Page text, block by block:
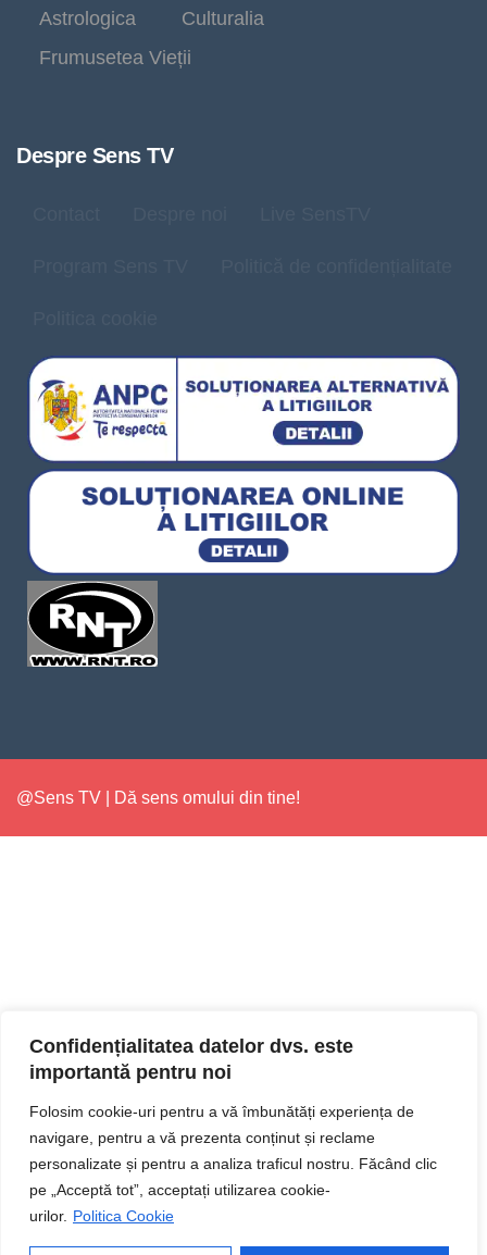
Confidențialitatea datelor dvs. este
importantă pentru noi
Folosim cookie-uri pentru a vă îmbunătăți experiența de
navigare, pentru a vă prezenta conținut și reclame
personalizate și pentru a analiza traficul nostru. Făcând clic
pe „Acceptă tot”, acceptați utilizarea cookie-
urilor. Politica Cookie
Astrologica
Culturalia
Frumusetea Vieții
Despre Sens TV
@Sens TV | Dă sens omului din tine!